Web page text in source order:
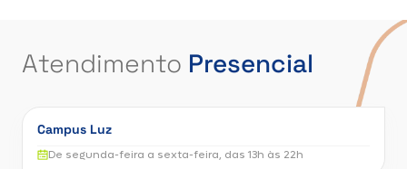
Atendimento Presencial
Campus Luz
De segunda-feira a sexta-feira, das 13h às 22h